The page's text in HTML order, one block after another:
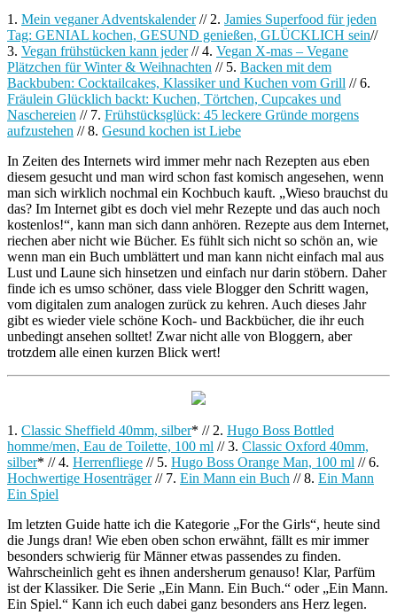
1. Mein veganer Adventskalender// 2. Jamies Superfood für jeden
Tag: GENIAL kochen, GESUND genießen, GLÜCKLICH sein//
3. Vegan frühstücken kann jeder// 4. Vegan X-mas – Vegane
Plätzchen für Winter & Weihnachten // 5. Backen mit dem
Backbuben: Cocktailcakes, Klassiker und Kuchen vom Grill // 6.
Fräulein Glücklich backt: Kuchen, Törtchen, Cupcakes und
Naschereien // 7. Frühstücksglück: 45 leckere Gründe morgens
aufzustehen // 8. Gesund kochen ist Liebe
In Zeiten des Internets wird immer mehr nach Rezepten aus eben
diesem gesucht und man wird schon fast komisch angesehen, wenn
man sich wirklich nochmal ein Kochbuch kauft. „Wieso brauchst du
das? Im Internet gibt es doch viel mehr Rezepte und das auch noch
kostenlos!“, kann man sich dann anhören. Rezepte aus dem Internet,
riechen aber nicht wie Bücher. Es fühlt sich nicht so schön an, wie
wenn man ein Buch umblättert und man kann nicht einfach mal aus
Lust und Laune sich hinsetzen und einfach nur darin stöbern. Daher
finde ich es umso schöner, dass viele Blogger den Schritt wagen,
vom digitalen zum analogen zurück zu kehren. Auch dieses Jahr
gibt es wieder viele schöne Koch- und Backbücher, die ihr euch
unbedingt ansehen solltet! Zwar nicht alle von Bloggern, aber
trotzdem alle einen kurzen Blick wert!
1. Classic Sheffield 40mm, silber* // 2. Hugo Boss Bottled
homme/men, Eau de Toilette, 100 ml // 3. Classic Oxford 40mm,
silber* // 4. Herrenfliege // 5. Hugo Boss Orange Man, 100 ml // 6.
Hochwertige Hosenträger// 7. Ein Mann ein Buch // 8. Ein Mann
Ein Spiel
Im letzten Guide hatte ich die Kategorie „For the Girls“, heute sind
die Jungs dran! Wie eben oben schon erwähnt, fällt es mir immer
besonders schwierig für Männer etwas passendes zu finden.
Wahrscheinlich geht es ihnen andersherum genauso! Klar, Parfüm
ist der Klassiker. Die Serie „Ein Mann. Ein Buch.“ oder „Ein Mann.
Ein Spiel.“ Kann ich euch dabei ganz besonders ans Herz legen.